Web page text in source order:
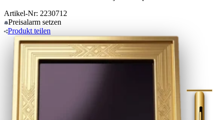
Artikel-Nr: 2230712
Preisalarm setzen
Produkt teilen